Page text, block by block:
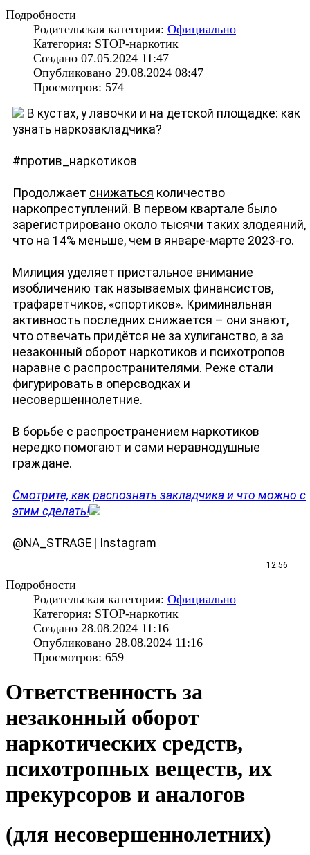
Подробности
Родительская категория: Официально
Категория: STOP-наркотик
Создано 07.05.2024 11:47
Опубликовано 29.08.2024 08:47
Просмотров: 574
В кустах, у лавочки и на детской площадке: как
узнать наркозакладчика?
#против_наркотиков
Продолжает снижаться количество
наркопреступлений. В первом квартале было
зарегистрировано около тысячи таких злодеяний,
что на 14% меньше, чем в январе-марте 2023-го.
Милиция уделяет пристальное внимание
изобличению так называемых финансистов,
трафаретчиков, «спортиков». Криминальная
активность последних снижается – они знают,
что отвечать придётся не за хулиганство, а за
незаконный оборот наркотиков и психотропов
наравне с распространителями. Реже стали
фигурировать в оперсводках и
несовершеннолетние.
В борьбе с распространением наркотиков
нередко помогают и сами неравнодушные
граждане.
Смотрите, как распознать закладчика и что можно с
этим сделать!
@NA_STRAGE | Instagram
12:56
Подробности
Родительская категория: Официально
Категория: STOP-наркотик
Создано 28.08.2024 11:16
Опубликовано 28.08.2024 11:16
Просмотров: 659
Ответственность за
незаконный оборот
наркотических средств,
психотропных веществ, их
прекурсоров и аналогов
(для несовершеннолетних)